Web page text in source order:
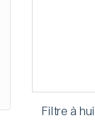
Filtre à